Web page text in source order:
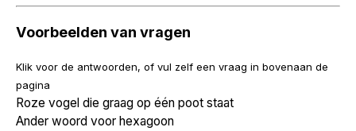
Voorbeelden van vragen
Klik voor de antwoorden, of vul zelf een vraag in bovenaan de
pagina
Roze vogel die graag op één poot staat
Ander woord voor hexagoon